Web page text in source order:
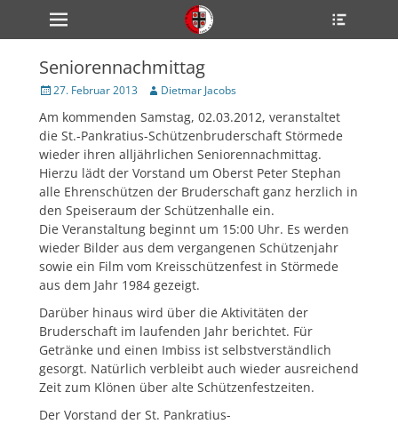
zum
Inhalt
Primärmenü
Seniorennachmittag
Veröffentlicht
27. Februar 2013 Author
Dietmar Jacobs
Am kommenden Samstag, 02.03.2012, veranstaltet
die St.-Pankratius-Schützenbruderschaft Störmede
wieder ihren alljährlichen Seniorennachmittag.
Hierzu lädt der Vorstand um Oberst Peter Stephan
alle Ehrenschützen der Bruderschaft ganz herzlich in
den Speiseraum der Schützenhalle ein.
Die Veranstaltung beginnt um 15:00 Uhr. Es werden
wieder Bilder aus dem vergangenen Schützenjahr
sowie ein Film vom Kreisschützenfest in Störmede
aus dem Jahr 1984 gezeigt.
Darüber hinaus wird über die Aktivitäten der
Bruderschaft im laufenden Jahr berichtet. Für
Getränke und einen Imbiss ist selbstverständlich
gesorgt. Natürlich verbleibt auch wieder ausreichend
Zeit zum Klönen über alte Schützenfestzeiten.
Der Vorstand der St. Pankratius-